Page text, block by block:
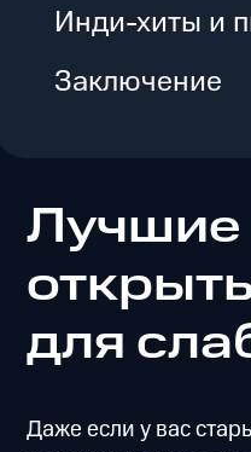
Инди-хиты и
Заключение
Лучшие
для
Даже если у вас